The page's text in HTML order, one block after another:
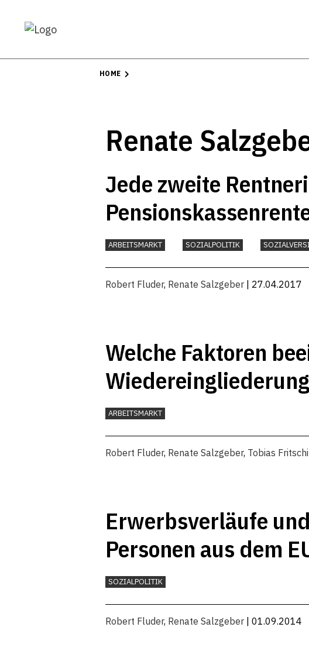
HOME
Renate
Jede zweite
ARBEITSMARKT SOZIALPOLITIK
Robert Fluder, Renate Salzgeber | 27.04.2017
Welche Faktoren
ARBEITSMARKT
Robert Fluder, Renate Salzgeber, Tobias Fritschi
Erwerbsverläufe
Personen aus dem
SOZIALPOLITIK
Robert Fluder, Renate Salzgeber | 01.09.2014